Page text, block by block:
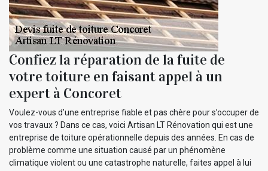
Confiez la réparation de la fuite de
votre toiture en faisant appel à un
expert à Concoret
Voulez-vous d’une entreprise fiable et pas chère pour s’occuper de
vos travaux ? Dans ce cas, voici Artisan LT Rénovation qui est une
entreprise de toiture opérationnelle depuis des années. En cas de
problème comme une situation causé par un phénomène
climatique violent ou une catastrophe naturelle, faites appel à lui